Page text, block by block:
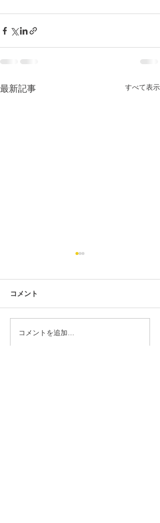
最新記事 すべて表示
第434回 2026年7月度「あ
コメント
コメントを追加…